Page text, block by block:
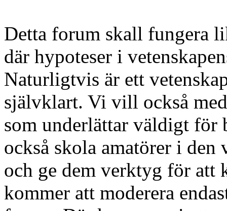
Detta forum skall fungera
där hypoteser i
Naturligtvis är ett
självklart. Vi vill också
som underlättar väldigt för
också skola amatörer i
och ge dem verktyg för
kommer att moderera